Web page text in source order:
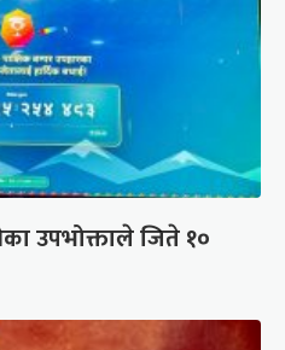
उपभोक्ताले जिते १०